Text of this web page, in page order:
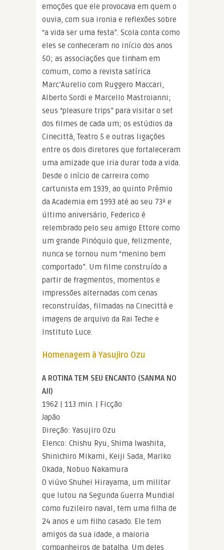
emoções que ele provocava em quem o
ouvia, com sua ironia e reflexões sobre
“a vida ser uma festa”. Scola conta como
eles se conheceram no início dos anos
50; as associações que tinham em
comum, como a revista satírica
Marc’Aurelio com Ruggero Maccari,
Alberto Sordi e Marcello Mastroianni;
seus “pleasure trips” para visitar o set
dos filmes de cada um; os estúdios da
Cinecittà, Teatro 5 e outras ligações
entre os dois diretores que fortaleceram
uma amizade que iria durar toda a vida.
Desde o início de carreira como
cartunista em 1939, ao quinto Prêmio
da Academia em 1993 até ao seu 73ª e
último aniversário, Federico é
relembrado pelo seu amigo Ettore como
um grande Pinóquio que, felizmente,
nunca se tornou num “menino bem
comportado”. Um filme construído a
partir de fragmentos, momentos e
impressões alternadas com cenas
reconstruídas, filmadas na Cinecittà e
imagens de arquivo da Rai Teche e
Instituto Luce.
Homenagem à Yasujiro Ozu
A ROTINA TEM SEU ENCANTO (SANMA NO
AJI)
1962 | 113 min. | Ficção
Japão
Direção: Yasujiro Ozu
Elenco: Chishu Ryu, Shima Iwashita,
Shinichiro Mikami, Keiji Sada, Mariko
Okada, Nobuo Nakamura
O viúvo Shuhei Hirayama, um militar
que lutou na Segunda Guerra Mundial
como fuzileiro naval, tem uma filha de
24 anos e um filho casado. Ele tem
amigos da sua idade, a maioria
companheiros de batalha. Um deles